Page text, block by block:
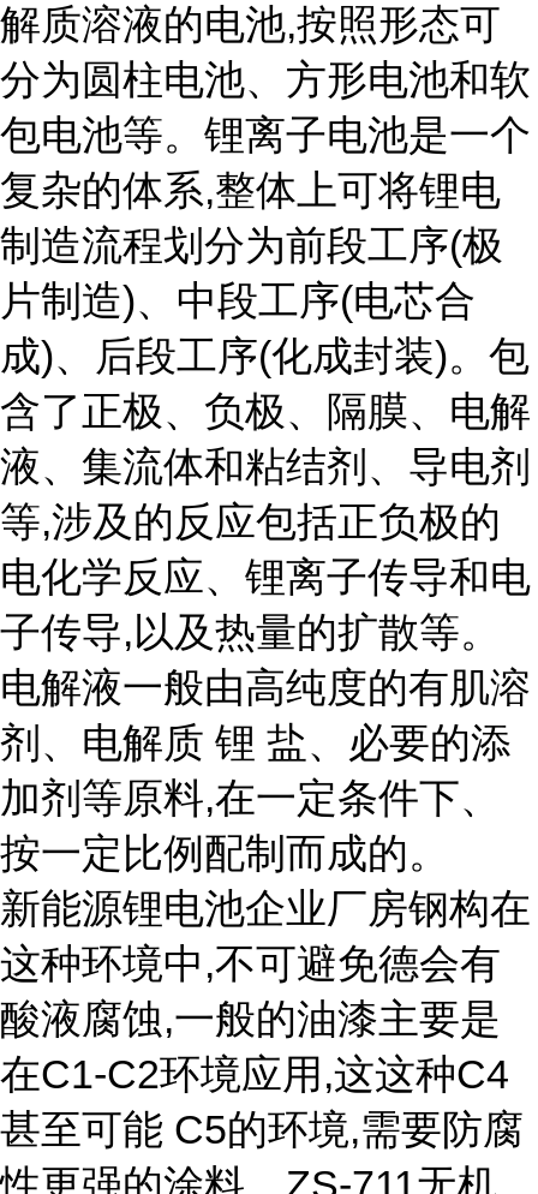
解质溶液的电池,按照形态可
分为圆柱电池、方形电池和软
包电池等。锂离子电池是一个
复杂的体系,整体上可将锂电
制造流程划分为前段工序(极
片制造)、中段工序(电芯合
成)、后段工序(化成封装)。包
含了正极、负极、隔膜、电解
液、集流体和粘结剂、导电剂
等,涉及的反应包括正负极的
电化学反应、锂离子传导和电
子传导,以及热量的扩散等。
电解液一般由高纯度的有肌溶
剂、电解质 锂 盐、必要的添
加剂等原料,在一定条件下、
按一定比例配制而成的。
新能源锂电池企业厂房钢构在
这种环境中,不可避免德会有
酸液腐蚀,一般的油漆主要是
在C1-C2环境应用,这这种C4
甚至可能 C5的环境,需要防腐
性更强的涂料。ZS-711无机